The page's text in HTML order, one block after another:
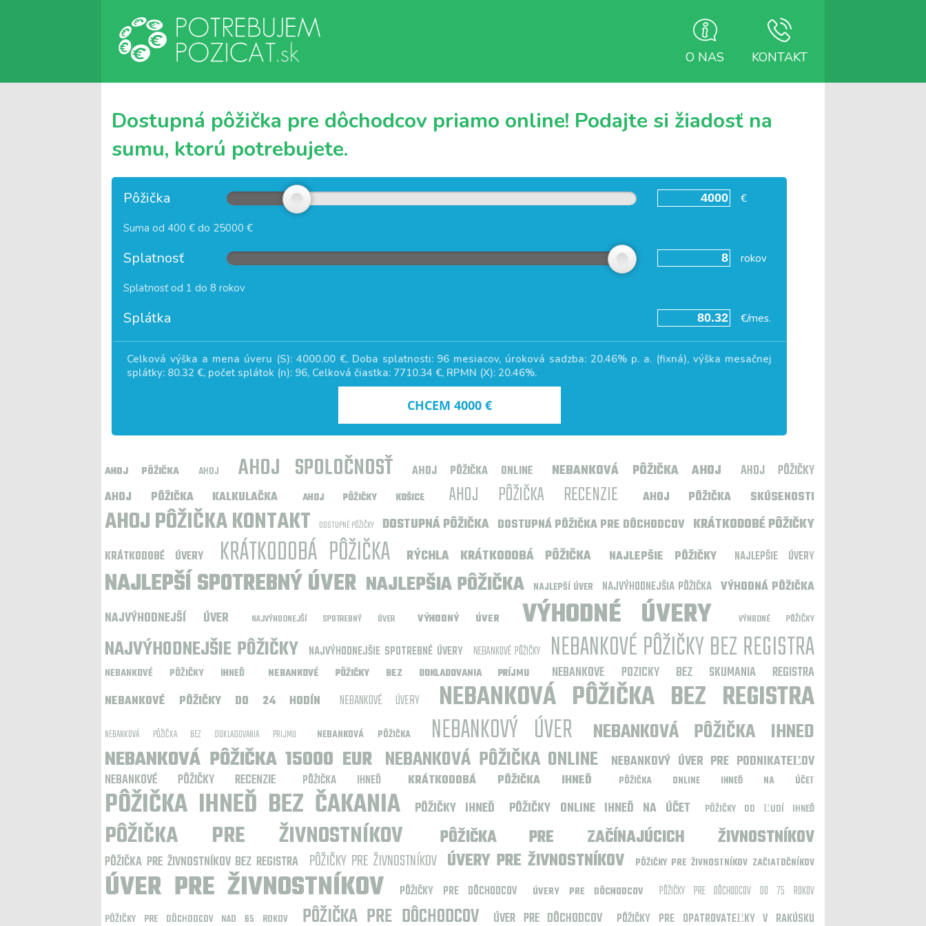
O NAS KONTAKT
Dostupná pôžička pre dôchodcov priamo online! Podajte si žiadosť na
sumu, ktorú potrebujete.
Pôžička €
Suma od 400 € do 25000 €
Splatnosť rokov
Splatnosť od 1 do 8 rokov
Splátka €/mes.
Celková výška a mena úveru (S): 4000.00€, Doba splatnosti: 96 mesiacov, úroková sadzba:20.46% p. a. (fixná), výška mesačnej
splátky: 80.32 €, počet splátok (n): 96, Celková čiastka: 7710.34 €, RPMN (X): 20.46%.
CHCEM 4000€
AHOJ PÔŽIČKA AHOJ AHOJ SPOLOČNOSŤ AHOJ PÔŽIČKA ONLINE NEBANKOVÁ PÔŽIČKA AHOJ AHOJ PÔŽIČKY
AHOJ PÔŽIČKA KALKULAČKA AHOJ PÔŽIČKY KOŠICE AHOJ PÔŽIČKA RECENZIE AHOJ PÔŽIČKA SKÚSENOSTI
AHOJ PÔŽIČKA KONTAKT DOSTUPNÉ PÔŽIČKY DOSTUPNÁ PÔŽIČKA DOSTUPNÁ PÔŽIČKA PRE DÔCHODCOV KRÁTKODOBÉ PÔŽIČKY
KRÁTKODOBÉ ÚVERY KRÁTKODOBÁ PÔŽIČKA RÝCHLA KRÁTKODOBÁ PÔŽIČKA NAJLEPŠIE PÔŽIČKY NAJLEPŠIE ÚVERY
NAJLEPŠÍ SPOTREBNÝ ÚVER NAJLEPŠIA PÔŽIČKA NAJLEPŠÍ ÚVER NAJVÝHODNEJŠIA PÔŽIČKA VÝHODNÁ PÔŽIČKA
NAJVÝHODNEJŠÍ ÚVER NAJVÝHODNEJŠÍ SPOTREBNÝ ÚVER VÝHODNÝ ÚVER VÝHODNÉ ÚVERY VÝHODNÉ PÔŽIČKY
NAJVÝHODNEJŠIE PÔŽIČKY NAJVÝHODNEJŠIE SPOTREBNÉ ÚVERY NEBANKOVÉ PÔŽIČKY NEBANKOVÉ PÔŽIČKY BEZ REGISTRA
NEBANKOVÉ PÔŽIČKY IHNEĎ NEBANKOVÉ PÔŽIČKY BEZ DOKLADOVANIA PRÍJMU NEBANKOVE POZICKY BEZ SKUMANIA REGISTRA
NEBANKOVÉ PÔŽIČKY DO 24 HODÍN NEBANKOVÉ ÚVERY NEBANKOVÁ PÔŽIČKA BEZ REGISTRA
NEBANKOVÁ PÔŽIČKA BEZ DOKLADOVANIA PRIJMU NEBANKOVÁ PÔŽIČKA NEBANKOVÝ ÚVER
NEBANKOVÁ PÔŽIČKA IHNED
NEBANKOVÁ PÔŽIČKA 15000 EUR NEBANKOVÁ PÔŽIČKA ONLINE
NEBANKOVÝ ÚVER PRE PODNIKATEĽOV
NEBANKOVÉ PÔŽIČKY RECENZIE
PÔŽIČKA IHNEĎ KRÁTKODOBÁ PÔŽIČKA IHNEĎ PÔŽIČKA ONLINE IHNEĎ NA ÚČET
PÔŽIČKA IHNEĎ BEZ ČAKANIA PÔŽIČKY IHNEĎ PÔŽIČKY ONLINE IHNEĎ NA ÚČET PÔŽIČKY OD ĽUDÍ IHNEĎ
PÔŽIČKA PRE ŽIVNOSTNÍKOV PÔŽIČKA PRE ZAČÍNAJÚCICH ŽIVNOSTNÍKOV
PÔŽIČKA PRE ŽIVNOSTNÍKOV BEZ REGISTRA PÔŽIČKY PRE ŽIVNOSTNÍKOV ÚVERY PRE ŽIVNOSTNÍKOV PÔŽIČKY PRE ŽIVNOSTNÍKOV ZAČIATOČNÍKOV
ÚVER PRE ŽIVNOSTNÍKOV PÔŽIČKY PRE DÔCHODCOV ÚVERY PRE DÔCHODCOV PÔŽIČKY PRE DÔCHODCOV DO 75 ROKOV
PÔŽIČKY PRE DÔCHODCOV NAD 65 ROKOV PÔŽIČKA PRE DÔCHODCOV ÚVER PRE DÔCHODCOV PÔŽIČKY PRE OPATROVATEĽKY V RAKÚSKU